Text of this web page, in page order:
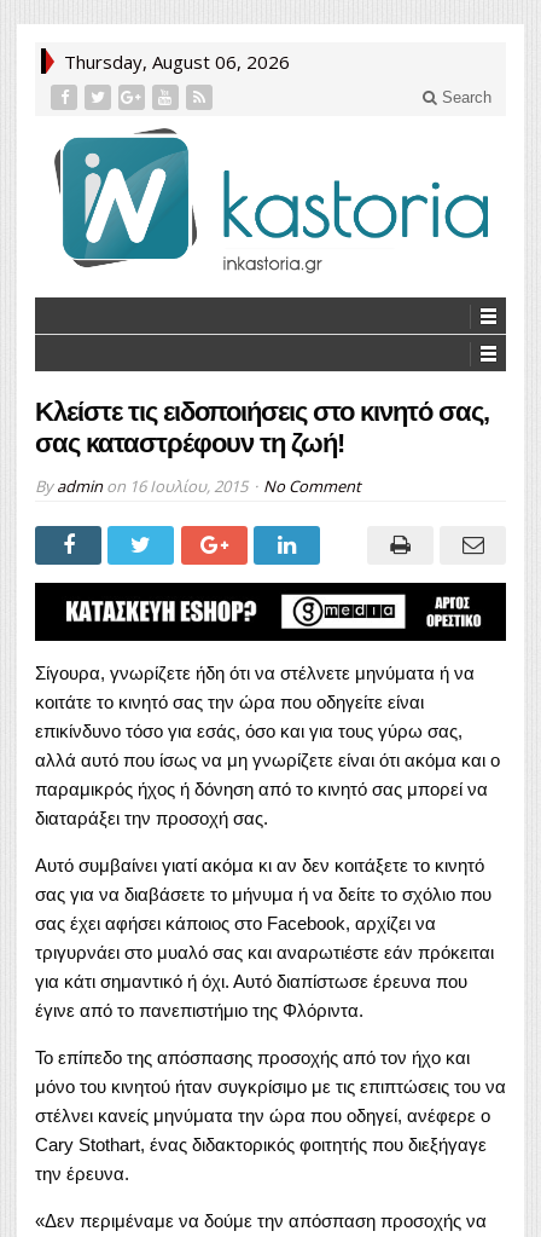
Thursday, August 06, 2026
Search
Κλείστε τις ειδοποιήσεις στο κινητό σας,
σας καταστρέφουν τη ζωή!
Byadminon 16 Ιουλίου, 2015 No Comment
Σίγουρα, γνωρίζετε ήδη ότι να στέλνετε μηνύματα ή να
κοιτάτε το κινητό σας την ώρα που οδηγείτε είναι
επικίνδυνο τόσο για εσάς, όσο και για τους γύρω σας,
αλλά αυτό που ίσως να μη γνωρίζετε είναι ότι ακόμα και ο
παραμικρός ήχος ή δόνηση από το κινητό σας μπορεί να
διαταράξει την προσοχή σας.
Αυτό συμβαίνει γιατί ακόμα κι αν δεν κοιτάξετε το κινητό
σας για να διαβάσετε το μήνυμα ή να δείτε το σχόλιο που
σας έχει αφήσει κάποιος στο Facebook, αρχίζει να
τριγυρνάει στο μυαλό σας και αναρωτιέστε εάν πρόκειται
για κάτι σημαντικό ή όχι. Αυτό διαπίστωσε έρευνα που
έγινε από το πανεπιστήμιο της Φλόριντα.
Το επίπεδο της απόσπασης προσοχής από τον ήχο και
μόνο του κινητού ήταν συγκρίσιμο με τις επιπτώσεις του να
στέλνει κανείς μηνύματα την ώρα που οδηγεί, ανέφερε ο
Cary Stothart, ένας διδακτορικός φοιτητής που διεξήγαγε
την έρευνα.
«Δεν περιμέναμε να δούμε την απόσπαση προσοχής να